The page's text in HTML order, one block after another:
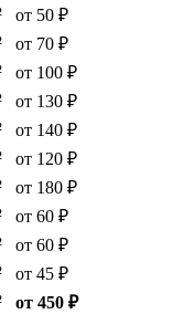
от 50 ₽
от 70 ₽
от 100 ₽
от 130 ₽
от 140 ₽
от 120 ₽
от 180 ₽
от 60 ₽
от 60 ₽
от 45 ₽
от 450 ₽